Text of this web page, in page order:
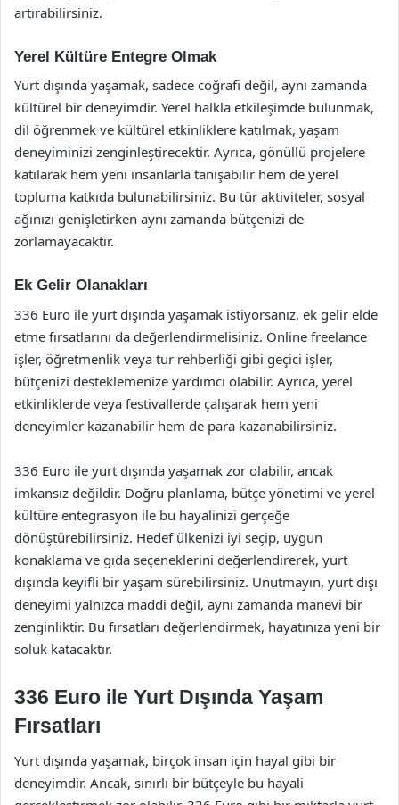
artırabilirsiniz.
Yerel Kültüre Entegre Olmak
Yurt dışında yaşamak, sadece coğrafi değil, aynı zamanda
kültürel bir deneyimdir. Yerel halkla etkileşimde bulunmak,
dil öğrenmek ve kültürel etkinliklere katılmak, yaşam
deneyiminizi zenginleştirecektir. Ayrıca, gönüllü projelere
katılarak hem yeni insanlarla tanışabilir hem de yerel
topluma katkıda bulunabilirsiniz. Bu tür aktiviteler, sosyal
ağınızı genişletirken aynı zamanda bütçenizi de
zorlamayacaktır.
Ek Gelir Olanakları
336 Euro ile yurt dışında yaşamak istiyorsanız, ek gelir elde
etme fırsatlarını da değerlendirmelisiniz. Online freelance
işler, öğretmenlik veya tur rehberliği gibi geçici işler,
bütçenizi desteklemenize yardımcı olabilir. Ayrıca, yerel
etkinliklerde veya festivallerde çalışarak hem yeni
deneyimler kazanabilir hem de para kazanabilirsiniz.
336 Euro ile yurt dışında yaşamak zor olabilir, ancak
imkansız değildir. Doğru planlama, bütçe yönetimi ve yerel
kültüre entegrasyon ile bu hayalinizi gerçeğe
dönüştürebilirsiniz. Hedef ülkenizi iyi seçip, uygun
konaklama ve gıda seçeneklerini değerlendirerek, yurt
dışında keyifli bir yaşam sürebilirsiniz. Unutmayın, yurt dışı
deneyimi yalnızca maddi değil, aynı zamanda manevi bir
zenginliktir. Bu fırsatları değerlendirmek, hayatınıza yeni bir
soluk katacaktır.
336 Euro ile Yurt Dışında Yaşam
Fırsatları
Yurt dışında yaşamak, birçok insan için hayal gibi bir
deneyimdir. Ancak, sınırlı bir bütçeyle bu hayali